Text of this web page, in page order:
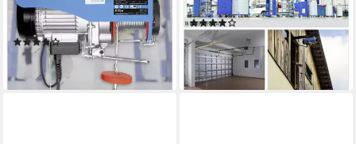
Schwenkarm 1200 100-600
kg bis 110 cm
(2)
ab 45,45 €
lieferbar - in 2-3 Werktagen bei dir
200/400 elektrisch 400 kg
ab 119,00 €
lieferbar - in 2-3 Werktagen bei dir